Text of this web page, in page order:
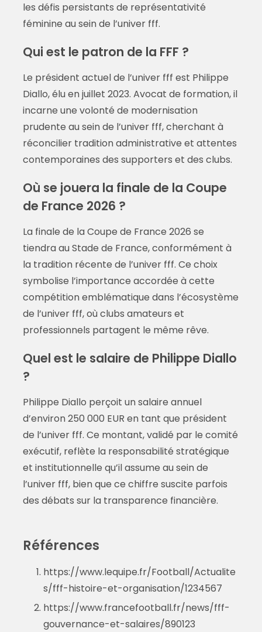
les défis persistants de représentativité
féminine au sein de l’univer fff.
Qui est le patron de la FFF ?
Le président actuel de l’univer fff est Philippe
Diallo, élu en juillet 2023. Avocat de formation, il
incarne une volonté de modernisation
prudente au sein de l’univer fff, cherchant à
réconcilier tradition administrative et attentes
contemporaines des supporters et des clubs.
Où se jouera la finale de la Coupe
de France 2026 ?
La finale de la Coupe de France 2026 se
tiendra au Stade de France, conformément à
la tradition récente de l’univer fff. Ce choix
symbolise l’importance accordée à cette
compétition emblématique dans l’écosystème
de l’univer fff, où clubs amateurs et
professionnels partagent le même rêve.
Quel est le salaire de Philippe Diallo
?
Philippe Diallo perçoit un salaire annuel
d’environ 250 000 EUR en tant que président
de l’univer fff. Ce montant, validé par le comité
exécutif, reflète la responsabilité stratégique
et institutionnelle qu’il assume au sein de
l’univer fff, bien que ce chiffre suscite parfois
des débats sur la transparence financière.
Références
https://www.lequipe.fr/Football/Actualite
s/fff-histoire-et-organisation/1234567
https://www.francefootball.fr/news/fff-
gouvernance-et-salaires/890123